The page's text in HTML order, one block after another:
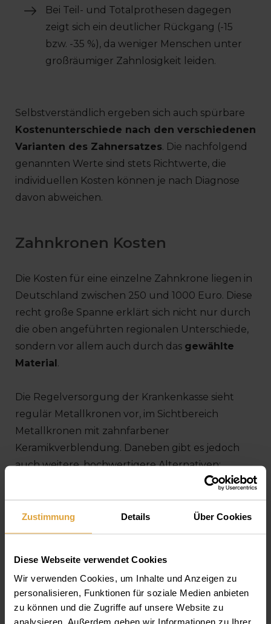
Zustimmung Details Über Cookies
Diese Webseite verwendet Cookies
Wir verwenden Cookies, um Inhalte und Anzeigen zu
personalisieren, Funktionen für soziale Medien anbieten
zu können und die Zugriffe auf unsere Website zu
analysieren. Außerdem geben wir Informationen zu Ihrer
Bei Teil- und Totalprothesen dagegen
zeigt sich ein deutlicher Rückgang (-15
bzw. -35 %), da weniger Menschen unter
großräumiger Zahnlosigkeit leiden.
Selbstverständlich ergeben sich auch spürbare
Kostenunterschiede nach den verschiedenen
Varianten des Zahnersatzes. Die nachfolgend
genannten Werte sind stets Richtwerte, die
individuellen Kosten können je nach Diagnose
davon abweichen.
Zahnkronen Kosten
Die Kosten für eine einzelne Zahnkrone liegen in
Deutschland zwischen 250 und 1000 Euro. Diese
recht große Spanne erklärt sich nicht nur durch
die oben angeführten regionalen Unterschiede,
sondern vor allem auch durch das gewählte
Material.
Die Regelversorgung der Krankenkasse sieht
regulär Metallkronen vor, im Sichtbereich
Metallkronen mit zahnfarbener
Keramikverblendung. Daneben gibt es jedoch
auch weitere, hochwertigere Alternativen:
250-400 € Vollmetallkrone (Nicht-
Edelmetall)
600-800 € Teleskop-Krone
700-1000 € Vollkeramikkrone